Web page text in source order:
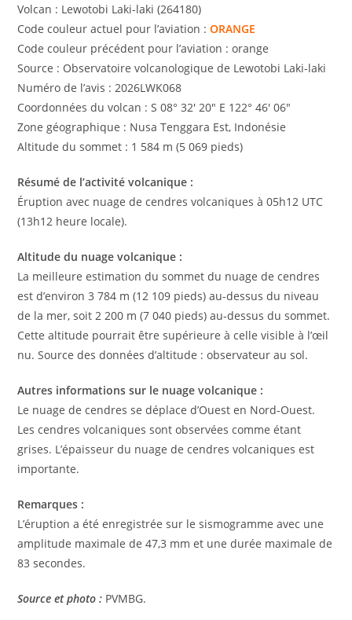
Volcan : Lewotobi Laki-laki (264180)
Code couleur actuel pour l’aviation :ORANGE
Code couleur précédent pour l’aviation : orange
Source : Observatoire volcanologique de Lewotobi Laki-laki
Numéro de l’avis : 2026LWK068
Coordonnées du volcan : S 08° 32′ 20″ E 122° 46′ 06″
Zone géographique : Nusa Tenggara Est, Indonésie
Altitude du sommet : 1 584 m (5 069 pieds)
Résumé de l’activité volcanique :
Éruption avec nuage de cendres volcaniques à 05h12 UTC
(13h12 heure locale).
Altitude du nuage volcanique :
La meilleure estimation du sommet du nuage de cendres
est d’environ 3 784 m (12 109 pieds) au-dessus du niveau
de la mer, soit 2 200 m (7 040 pieds) au-dessus du sommet.
Cette altitude pourrait être supérieure à celle visible à l’œil
nu. Source des données d’altitude : observateur au sol.
Autres informations sur le nuage volcanique :
Le nuage de cendres se déplace d’Ouest en Nord-Ouest.
Les cendres volcaniques sont observées comme étant
grises. L’épaisseur du nuage de cendres volcaniques est
importante.
Remarques :
L’éruption a été enregistrée sur le sismogramme avec une
amplitude maximale de 47,3 mm et une durée maximale de
83 secondes.
Source et photo : PVMBG.